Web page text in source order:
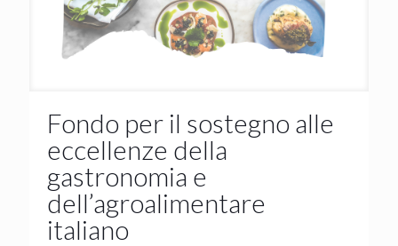
Fondo per il sostegno alle
eccellenze della
gastronomia e
dell’agroalimentare
italiano